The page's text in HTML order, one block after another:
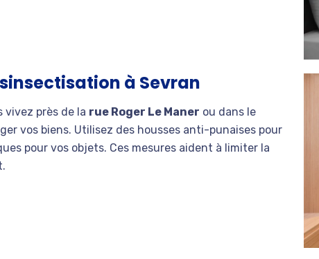
à Sevran
vivez près de la rue Roger Le Maner ou dans le
vos biens. Utilisez des housses anti-punaises pour
pour vos objets. Ces mesures aident à limiter la